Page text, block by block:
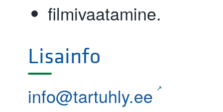
filmivaatamine.
Lisainfo
info@tartuhly.ee